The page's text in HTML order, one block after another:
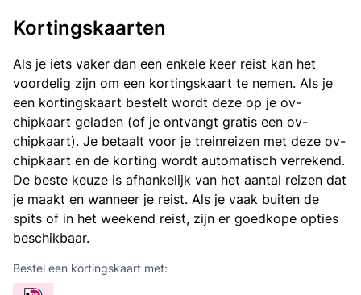
Kortingskaarten
Als je iets vaker dan een enkele keer reist kan het
voordelig zijn om een kortingskaart te nemen. Als je
een kortingskaart bestelt wordt deze op je ov-
chipkaart geladen (of je ontvangt gratis een ov-
chipkaart). Je betaalt voor je treinreizen met deze ov-
chipkaart en de korting wordt automatisch verrekend.
De beste keuze is afhankelijk van het aantal reizen dat
je maakt en wanneer je reist. Als je vaak buiten de
spits of in het weekend reist, zijn er goedkope opties
beschikbaar.
Bestel een kortingskaart met: